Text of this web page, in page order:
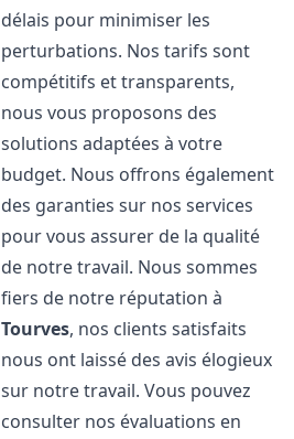
délais pour minimiser les
perturbations. Nos tarifs sont
compétitifs et transparents,
nous vous proposons des
solutions adaptées à votre
budget. Nous offrons également
des garanties sur nos services
pour vous assurer de la qualité
de notre travail. Nous sommes
fiers de notre réputation à
Tourves, nos clients satisfaits
nous ont laissé des avis élogieux
sur notre travail. Vous pouvez
consulter nos évaluations en